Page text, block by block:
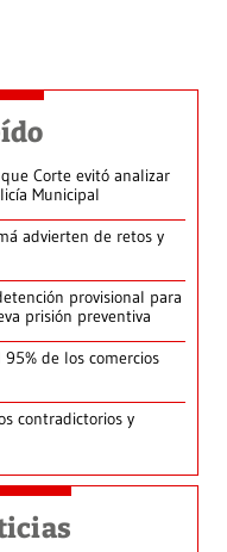
Corte evitó analizar
Municipal
advierten de retos y
provisional para
prisión preventiva
de los comercios
contradictorios y